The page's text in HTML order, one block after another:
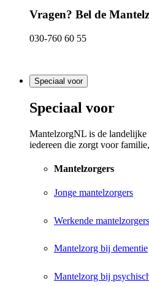
Vragen? Bel de
030-760 60 55
Speciaal voor
Speciaal voor
MantelzorgNL is de
iedereen die zorgt voor
Mantelzorgers
Jonge mantelzorgers
Werkende mantelzorgers
Mantelzorg bij dementie
Mantelzorg bij